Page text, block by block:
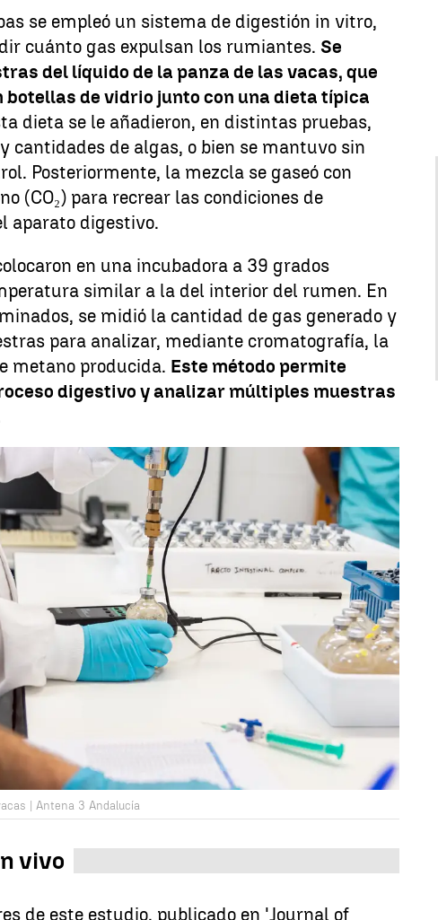
se empleó un sistema de digestión in vitro,
cuánto gas expulsan los rumiantes.Se
del líquido de la panza de las vacas, que
botellas de vidrio junto con una dieta típica
dieta se le añadieron, en distintas pruebas,
cantidades de algas, o bien se mantuvo sin
Posteriormente, la mezcla se gaseó con
(CO₂) para recrear las condiciones de
aparato digestivo.
en una incubadora a 39 grados
similar a la del interior del rumen. En
se midió la cantidad de gas generado y
para analizar, mediante cromatografía, la
metano producida. Este método permite
digestivo y analizar múltiples muestras
| Antena 3 Andalucía
vivo
de este estudio, publicado en 'Journal of